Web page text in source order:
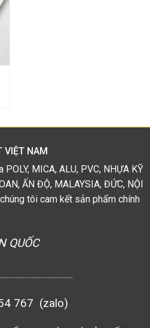
VIỆT NAM
MICA, ALU, PVC, NHỰA KỸ
ẤN ĐỘ, MALAYSIA, ĐỨC, NỘI
tôi cam kết sản phẩm chính
QUỐC
767 (zalo)